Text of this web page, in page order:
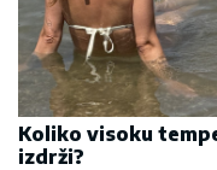
Koliko visoku
izdrži?